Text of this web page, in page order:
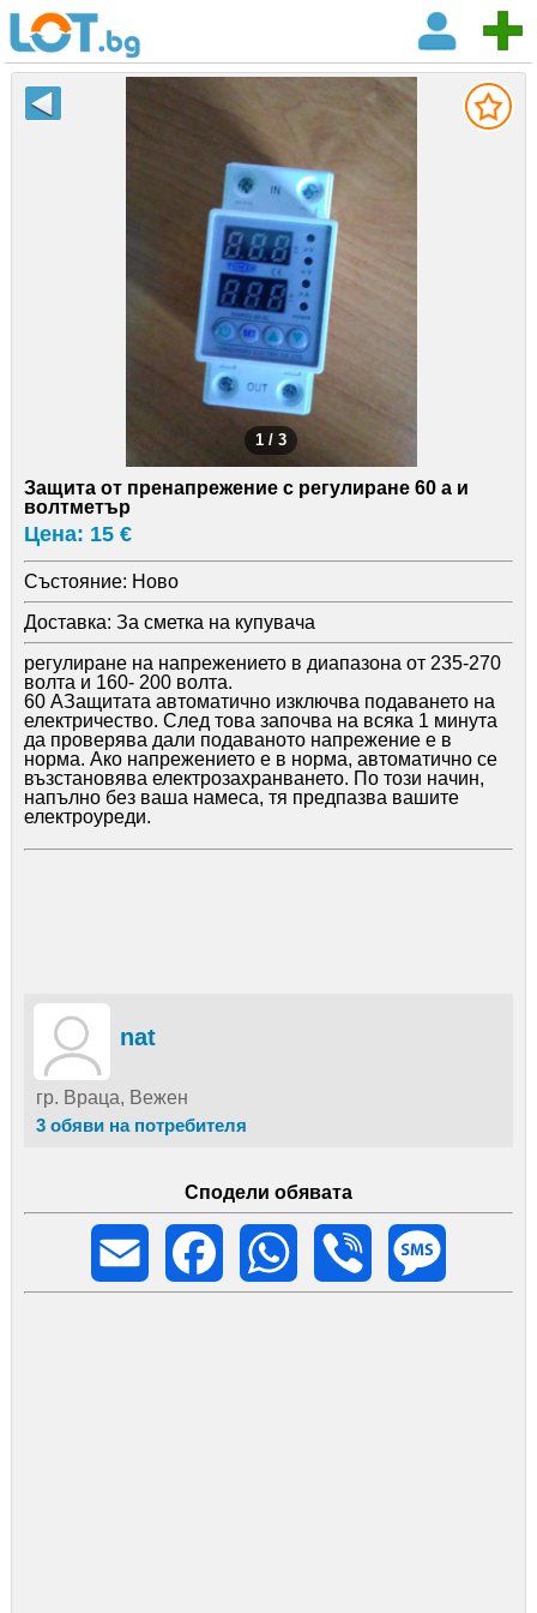
1 / 3
Защита от пренапрежение с регулиране 60 а и
волтметър
Цена: 15 €
Състояние: Ново
Доставка: За сметка на купувача
регулиране на напрежението в диапазона от 235-270
волта и 160- 200 волта.
60 АЗащитата автоматично изключва подаването на
електричество. След това започва на всяка 1 минута
да проверява дали подаваното напрежение е в
норма. Ако напрежението е в норма, автоматично се
възстановява електрозахранването. По този начин,
напълно без ваша намеса, тя предпазва вашите
електроуреди.
nat
гр. Враца, Вежен
3 обяви на потребителя
Сподели обявата
Email
Facebook WhatsApp Viber